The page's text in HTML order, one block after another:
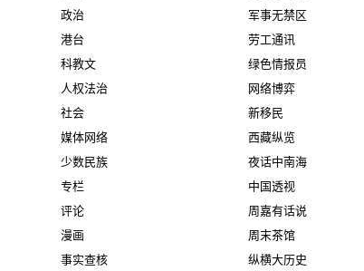
政治
港台
科教文
人权法治
社会
媒体网络
少数民族
专栏
评论
漫画
事实查核
军事无禁区
劳工通讯
绿色情报员
网络博弈
新移民
西藏纵览
夜话中南海
中国透视
周嘉有话说
周末茶馆
纵横大历史